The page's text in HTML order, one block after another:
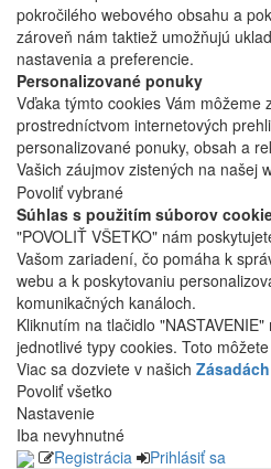
pokročilého webového obsahu a
zároveň nám taktiež umožňujú
nastavenia a preferencie.
Personalizované ponuky
Vďaka týmto cookies Vám môžeme
prostredníctvom internetových
personalizované ponuky, obsah a
Vašich záujmov zistených na našej
Povoliť vybrané
Súhlas s použitím súborov
"POVOLIŤ VŠETKO" nám
Vašom zariadení, čo pomáha k
webu a k poskytovaniu
komunikačných kanáloch.
Kliknutím na tlačidlo
jednotlivé typy cookies. Toto
Viac sa dozviete v našich
Povoliť všetko
Nastavenie
Iba nevyhnutné
Registrácia
Prihlásiť sa